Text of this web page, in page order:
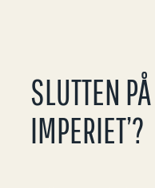
SLUTTEN
IMPERIET’?